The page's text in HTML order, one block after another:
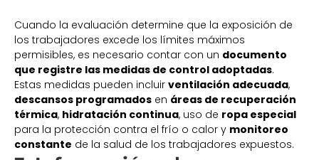
Cuando la evaluación determine que la exposición de
los trabajadores excede los límites máximos
permisibles, es necesario contar con un documento
que registre las medidas de control adoptadas.
Estas medidas pueden incluir ventilación adecuada,
descansos programados en áreas de recuperación
térmica, hidratación continua, uso de ropa especial
para la protección contra el frío o calor y monitoreo
constante de la salud de los trabajadores expuestos.